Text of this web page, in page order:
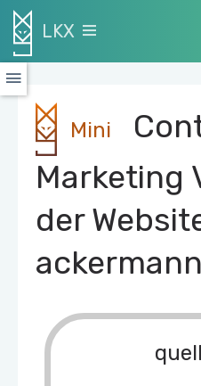
LKX
Mini
Marketing
der